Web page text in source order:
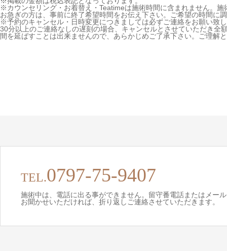
※カウンセリング・お着替え・Teatimeは施術時間に含まれません。
お急ぎの方は、事前に終了希望時間をお伝え下さい。ご希望の時間に
※予約のキャンセル・日時変更につきましては必ずご連絡をお願い致
30分以上のご連絡なしの遅刻の場合、キャンセルとさせていただき
間を延ばすことは出来ませんので、あらかじめご了承下さい。ご理解
TEL.0797-75-9407
施術中は、電話に出る事ができません。留守番電話またはメー
お聞かせいただければ、折り返しご連絡させていただきます。